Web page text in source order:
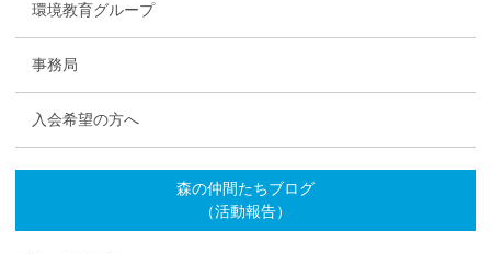
環境教育グループ
事務局
入会希望の方へ
森の仲間たちブログ
（活動報告）